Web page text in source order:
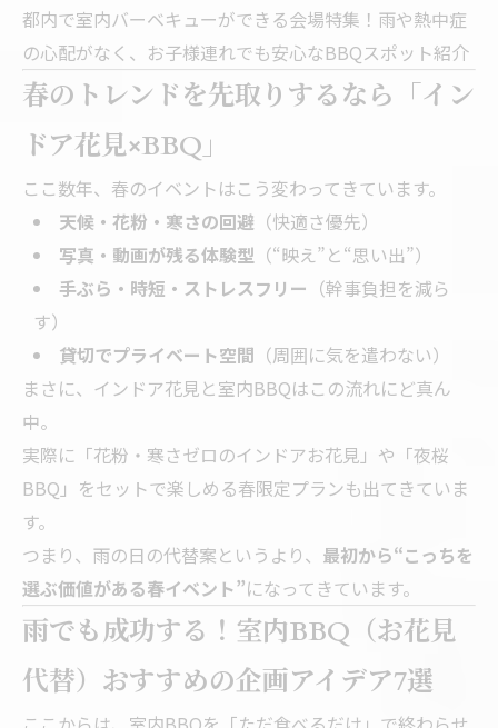
都内で室内バーベキューができる会場特集！雨や熱中症
の心配がなく、お子様連れでも安心なBBQスポット紹介
春のトレンドを先取りするなら「イン
ドア花見×BBQ」
ここ数年、春のイベントはこう変わってきています。
天候・花粉・寒さの回避（快適さ優先）
写真・動画が残る体験型（“映え”と“思い出”）
手ぶら・時短・ストレスフリー （幹事負担を減ら
す）
貸切でプライベート空間 （周囲に気を遣わない）
まさに、インドア花見と室内BBQはこの流れにど真ん
中。
実際に「花粉・寒さゼロのインドアお花見」や「夜桜
BBQ」をセットで楽しめる春限定プランも出てきていま
す。
つまり、雨の日の代替案というより、 最初から“こっちを
選ぶ価値がある春イベント”になってきています。
雨でも成功する！室内BBQ（お花見
代替）おすすめの企画アイデア7選